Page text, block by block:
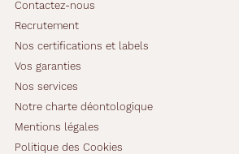
e
r
e
g
r
d
.
.
Contactez-nous
Recrutement
Nos certifications et labels
Vos garanties
Nos services
Notre charte déontologique
Mentions légales
Politique des Cookies